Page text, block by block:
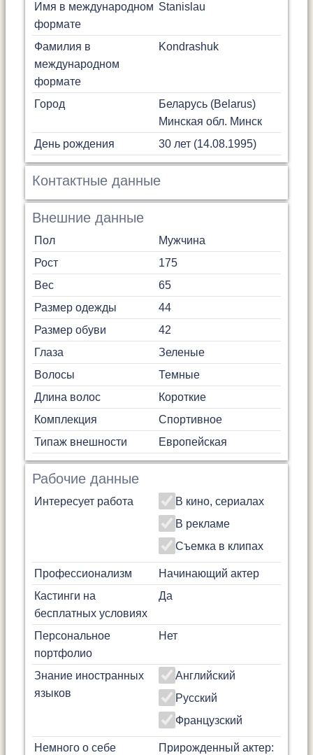
Имя в международном
формате
Stanislau
Фамилия в
международном
формате
Kondrashuk
Город
Беларусь (Belarus)
Минская обл. Минск
День рождения
30 лет (14.08.1995)
Контактные данные
Внешние данные
Пол
Мужчина
Рост
175
Вес
65
Размер одежды
44
Размер обуви
42
Глаза
Зеленые
Волосы
Темные
Длина волос
Короткие
Комплекция
Спортивное
Типаж внешности
Европейская
Рабочие данные
Интересует работа
В кино, сериалах
В рекламе
Съемка в клипах
Профессионализм
Начинающий актер
Кастинги на
бесплатных условиях
Да
Персональное
портфолио
Нет
Знание иностранных
языков
Английский
Русский
Французский
Немного о себе Прирожденный актер: